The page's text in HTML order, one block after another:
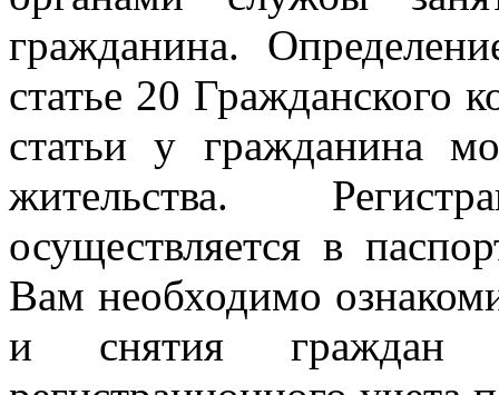
гражданина.
статье 20 Гражданского
статьи у гражданина
жительства.
осуществляется в
Вам необходимо
и снятия граждан